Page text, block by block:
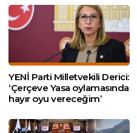
YENİ Parti Milletvekili Derici:
‘Çerçeve Yasa oylamasında
hayır oyu vereceğim’